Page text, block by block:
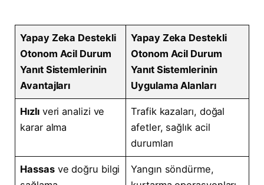
Yapay Zeka Destekli
Otonom Acil Durum
Yanıt Sistemlerinin
Avantajları
Yapay Zeka Destekli
Otonom Acil Durum
Yanıt Sistemlerinin
Uygulama Alanları
Hızlıveri analizi ve
karar alma
Trafik kazaları, doğal
afetler, sağlık acil
durumları
Hassasve doğru bilgi
Yangın söndürme,